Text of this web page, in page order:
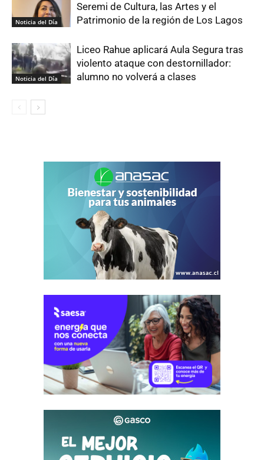
Noticia del Día
Seremi de Cultura, las Artes y el
Patrimonio de la región de Los Lagos
Noticia del Día
Liceo Rahue aplicará Aula Segura tras
violento ataque con destornillador:
alumno no volverá a clases